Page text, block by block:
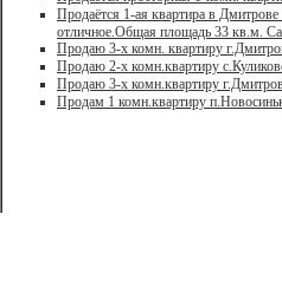
Продаётся 1-ая квартира в
отличное.Общая площадь 33 кв.м.
Продаю 3-х комн. квартиру
Продаю 2-х комн.квартиру
Продаю 3-х комн.квартиру
Продам 1 комн.квартиру